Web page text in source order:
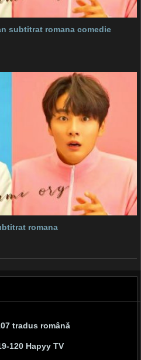
subtitrat romana comedie
romana
tradus română
120 Hapyy TV